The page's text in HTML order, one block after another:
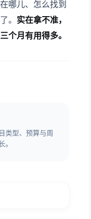
哪儿、怎么找到
。 实在拿不准，
个月有用得多。
类型、预算与周